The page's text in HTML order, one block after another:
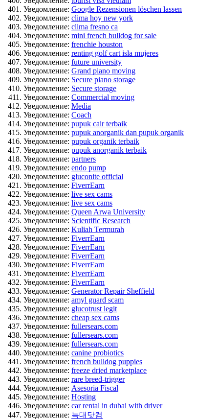
Уведомление: Google Rezensionen löschen lassen
Уведомление: clima hoy new york
Уведомление: clima fresno ca
Уведомление: mini french bulldog for sale
Уведомление: frenchie houston
Уведомление: renting golf cart isla mujeres
Уведомление: future university
Уведомление: Grand piano moving
Уведомление: Secure piano storage
Уведомление: Secure storage
Уведомление: Commercial moving
Уведомление: Media
Уведомление: Coach
Уведомление: pupuk cair terbaik
Уведомление: pupuk anorganik dan pupuk organik
Уведомление: pupuk organik terbaik
Уведомление: pupuk anorganik terbaik
Уведомление: partners
Уведомление: endo pump
Уведомление: gluconite official
Уведомление: FiverrEarn
Уведомление: live sex cams
Уведомление: live sex cams
Уведомление: Queen Arwa University
Уведомление: Scientific Research
Уведомление: Kuliah Termurah
Уведомление: FiverrEarn
Уведомление: FiverrEarn
Уведомление: FiverrEarn
Уведомление: FiverrEarn
Уведомление: FiverrEarn
Уведомление: FiverrEarn
Уведомление: Generator Repair Sheffield
Уведомление: amyl guard scam
Уведомление: glucotrust legit
Уведомление: cheap sex cams
Уведомление: fullersears.com
Уведомление: fullersears.com
Уведомление: fullersears.com
Уведомление: canine probiotics
Уведомление: french bulldog puppies
Уведомление: freeze dried marketplace
Уведомление: rare breed-trigger
Уведомление: Asesoria Fiscal
Уведомление: Hosting
Уведомление: car rental in dubai with driver
Уведомление: 늑대닷컴